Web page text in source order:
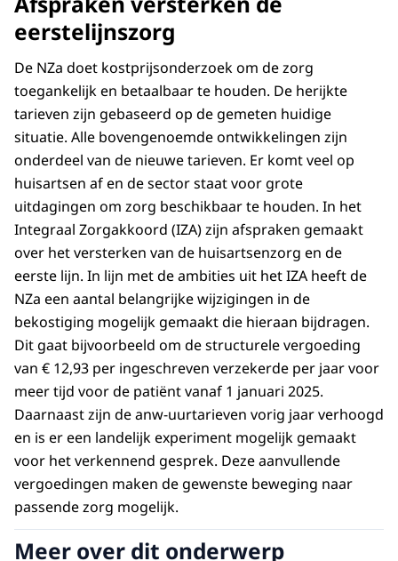
eerstelijnszorg
De NZa doet kostprijsonderzoek om de zorg
toegankelijk en betaalbaar te houden. De herijkte
tarieven zijn gebaseerd op de gemeten huidige
situatie. Alle bovengenoemde ontwikkelingen zijn
onderdeel van de nieuwe tarieven. Er komt veel op
huisartsen af en de sector staat voor grote
uitdagingen om zorg beschikbaar te houden. In het
Integraal Zorgakkoord (IZA) zijn afspraken gemaakt
over het versterken van de huisartsenzorg en de
eerste lijn. In lijn met de ambities uit het IZA heeft de
NZa een aantal belangrijke wijzigingen in de
bekostiging mogelijk gemaakt die hieraan bijdragen.
Dit gaat bijvoorbeeld om de structurele vergoeding
van € 12,93 per ingeschreven verzekerde per jaar voor
meer tijd voor de patiënt vanaf 1 januari 2025.
Daarnaast zijn de anw-uurtarieven vorig jaar verhoogd
en is er een landelijk experiment mogelijk gemaakt
voor het verkennend gesprek. Deze aanvullende
vergoedingen maken de gewenste beweging naar
passende zorg mogelijk.
Meer over dit onderwerp